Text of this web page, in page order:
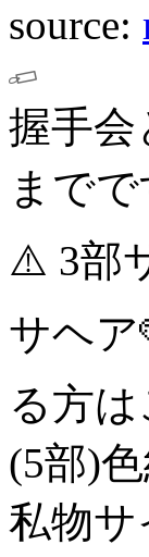
source:
握手
まで
⚠️ 3部
サヘア
る方
(5部)
私物サ